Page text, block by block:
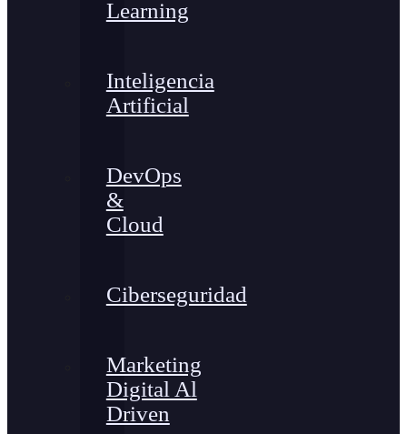
Learning
Inteligencia
Artificial
DevOps
&
Cloud
Ciberseguridad
Marketing
Digital Al
Driven